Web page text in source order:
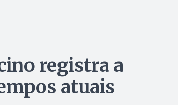
registra a
atuais